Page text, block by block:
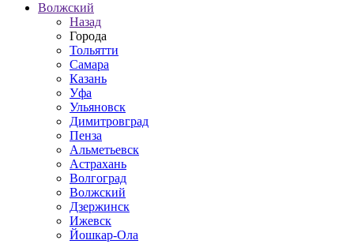
Волжский
Назад
Города
Тольятти
Самара
Казань
Уфа
Ульяновск
Димитровград
Пенза
Альметьевск
Астрахань
Волгоград
Волжский
Дзержинск
Ижевск
Йошкар-Ола